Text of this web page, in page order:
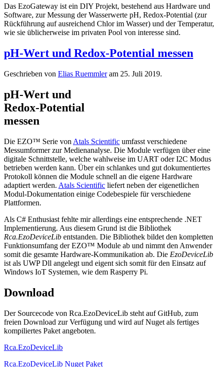
Das EzoGateway ist ein DIY Projekt, bestehend aus Hardware und
Software, zur Messung der Wasserwerte pH, Redox-Potential (zur
Rückführung auf ausreichend Chlor im Wasser) und der Temperatur,
wie sie üblicherweise im privaten Pool von interesse sind.
pH-Wert und Redox-Potential messen
Geschrieben von Elias Ruemmleram 25. Juli 2019.
pH-Wert und
Redox-Potential
messen
Die EZO™ Serie von Atals Scientific umfasst verschiedene
Messumformer zur Medienanalyse. Die Module verfügen über eine
digitale Schnittstelle, welche wahlweise im UART oder I2C Modus
betrieben werden kann. Über ein schlankes und gut dokumentiertes
Protokoll können die Module schnell an die eigene Hardware
adaptiert werden. Atals Scientific liefert neben der eigenetlichen
Modul-Dokumentation einige Codebespiele für verschiedene
Plattformen.
Als C# Enthusiast fehlte mir allerdings eine entsprechende .NET
Implementierung. Aus diesem Grund ist die Bibliothek
Rca.EzoDeviceLib entstanden. Die Bibliothek bildet den kompletten
Funktionsumfang der EZO™ Module ab und nimmt den Anwender
somit die gesamte Hardware-Kommunikation ab. Die EzoDeviceLib
ist als UWP Dll angelegt und eigent sich somit für den Einsatz auf
Windows IoT Systemen, wie dem Rasperry Pi.
Download
Der Sourcecode von Rca.EzoDeviceLib steht auf GitHub, zum
freien Download zur Verfügung und wird auf Nuget als fertiges
kompiliertes Paket angeboten.
Rca.EzoDeviceLib
Rca.EzoDeviceLib Nuget Paket